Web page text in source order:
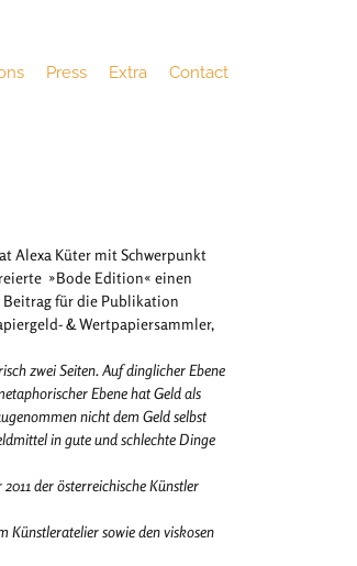
Press Extra Contact
Alexa Küter mit Schwerpunkt
»Bode Edition« einen
für die Publikation
& Wertpapiersammler,
zwei Seiten. Auf dinglicher Ebene
Ebene hat Geld als
nicht dem Geld selbst
in gute und schlechte Dinge
der österreichische Künstler
Künstleratelier sowie den viskosen